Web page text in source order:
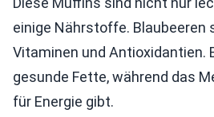
einige Nährstoffe. Blaubeeren
Vitaminen und Antioxidantien.
gesunde Fette, während das
für Energie gibt.